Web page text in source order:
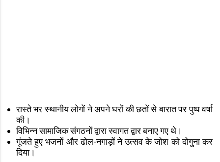
रास्ते भर स्थानीय लोगों ने अपने घरों की छतों से बारात पर पुष्प वर्षा
की।
विभिन्न सामाजिक संगठनों द्वारा स्वागत द्वार बनाए गए थे।
गूंजते हुए भजनों और ढोल-नगाड़ों ने उत्सव के जोश को दोगुना कर
दिया।